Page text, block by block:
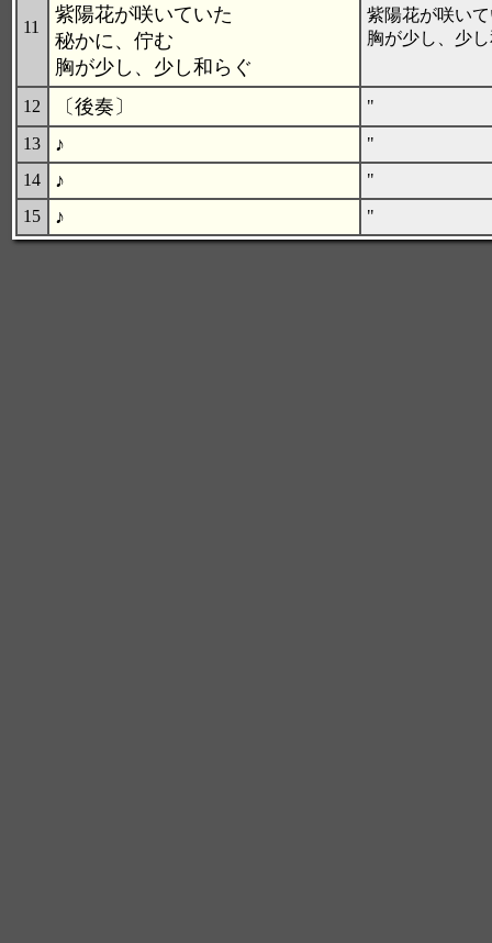
11
紫陽花が咲いていた
秘かに、佇む
胸が少し、少し和らぐ
紫陽花が咲い
胸が少し、少
12 〔後奏〕
"
13
♪
"
14
♪
"
15
♪ "